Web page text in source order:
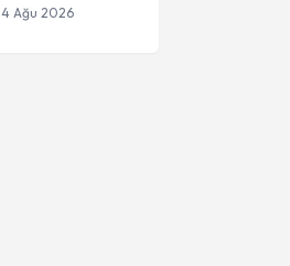
Psikolojik
4 Ağu 2026